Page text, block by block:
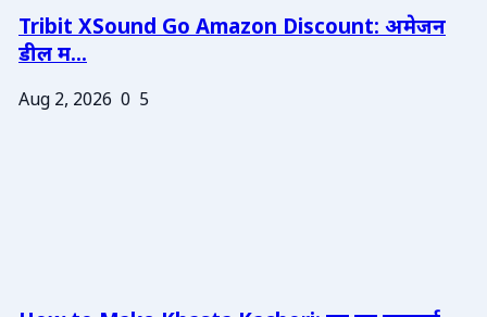
Tribit XSound Go Amazon Discount: अमेजन
डील म...
Aug 2, 2026 0 5